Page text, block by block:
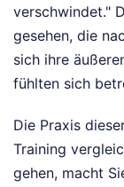
verschwindet."
gesehen, die
sich ihre
fühlten sich
Die Praxis
Training
gehen, macht